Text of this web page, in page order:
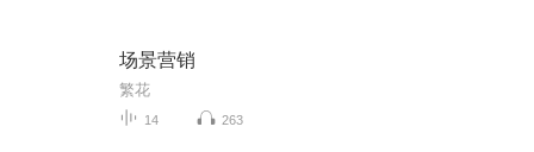
场景营销
繁花
14 263